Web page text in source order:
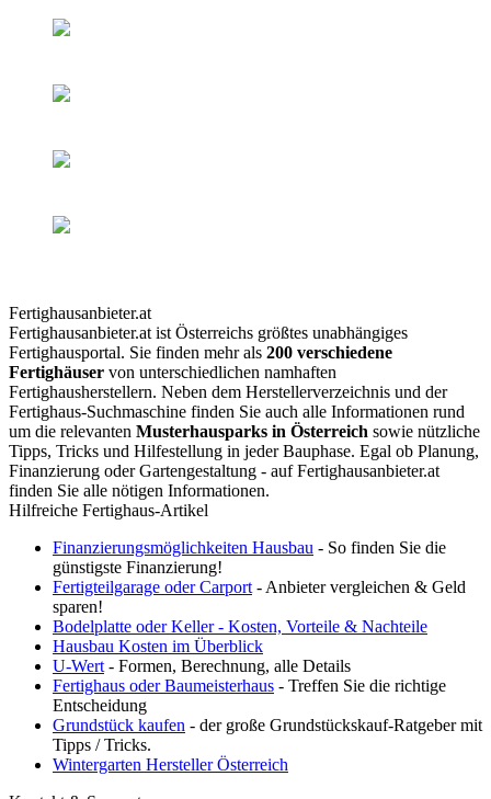
Fertighausanbieter.at
Fertighausanbieter.at ist Österreichs größtes unabhängiges
Fertighausportal. Sie finden mehr als 200 verschiedene
Fertighäuser von unterschiedlichen namhaften
Fertighausherstellern. Neben dem Herstellerverzeichnis und der
Fertighaus-Suchmaschine finden Sie auch alle Informationen rund
um die relevanten Musterhausparks in Österreich sowie nützliche
Tipps, Tricks und Hilfestellung in jeder Bauphase. Egal ob Planung,
Finanzierung oder Gartengestaltung - auf Fertighausanbieter.at
finden Sie alle nötigen Informationen.
Hilfreiche Fertighaus-Artikel
Finanzierungsmöglichkeiten Hausbau - So finden Sie die
günstigste Finanzierung!
Fertigteilgarage oder Carport - Anbieter vergleichen & Geld
sparen!
Bodelplatte oder Keller - Kosten, Vorteile & Nachteile
Hausbau Kosten im Überblick
U-Wert - Formen, Berechnung, alle Details
Fertighaus oder Baumeisterhaus - Treffen Sie die richtige
Entscheidung
Grundstück kaufen - der große Grundstückskauf-Ratgeber mit
Tipps / Tricks.
Wintergarten Hersteller Österreich